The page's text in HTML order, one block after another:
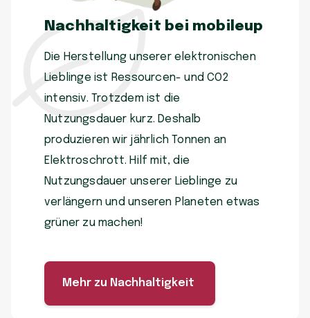
Nachhaltigkeit bei mobileup
Die Herstellung unserer elektronischen
Lieblinge ist Ressourcen- und CO2
intensiv. Trotzdem ist die
Nutzungsdauer kurz. Deshalb
produzieren wir jährlich Tonnen an
Elektroschrott. Hilf mit, die
Nutzungsdauer unserer Lieblinge zu
verlängern und unseren Planeten etwas
grüner zu machen!
Mehr zu Nachhaltigkeit